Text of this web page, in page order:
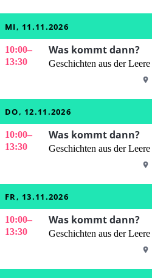
MI, 11.11.2026
10:00–
13:30
Was kommt dann?
Geschichten aus der
DO, 12.11.2026
10:00–
13:30
Was kommt dann?
Geschichten aus der
FR, 13.11.2026
10:00–
13:30
Was kommt dann?
Geschichten aus der